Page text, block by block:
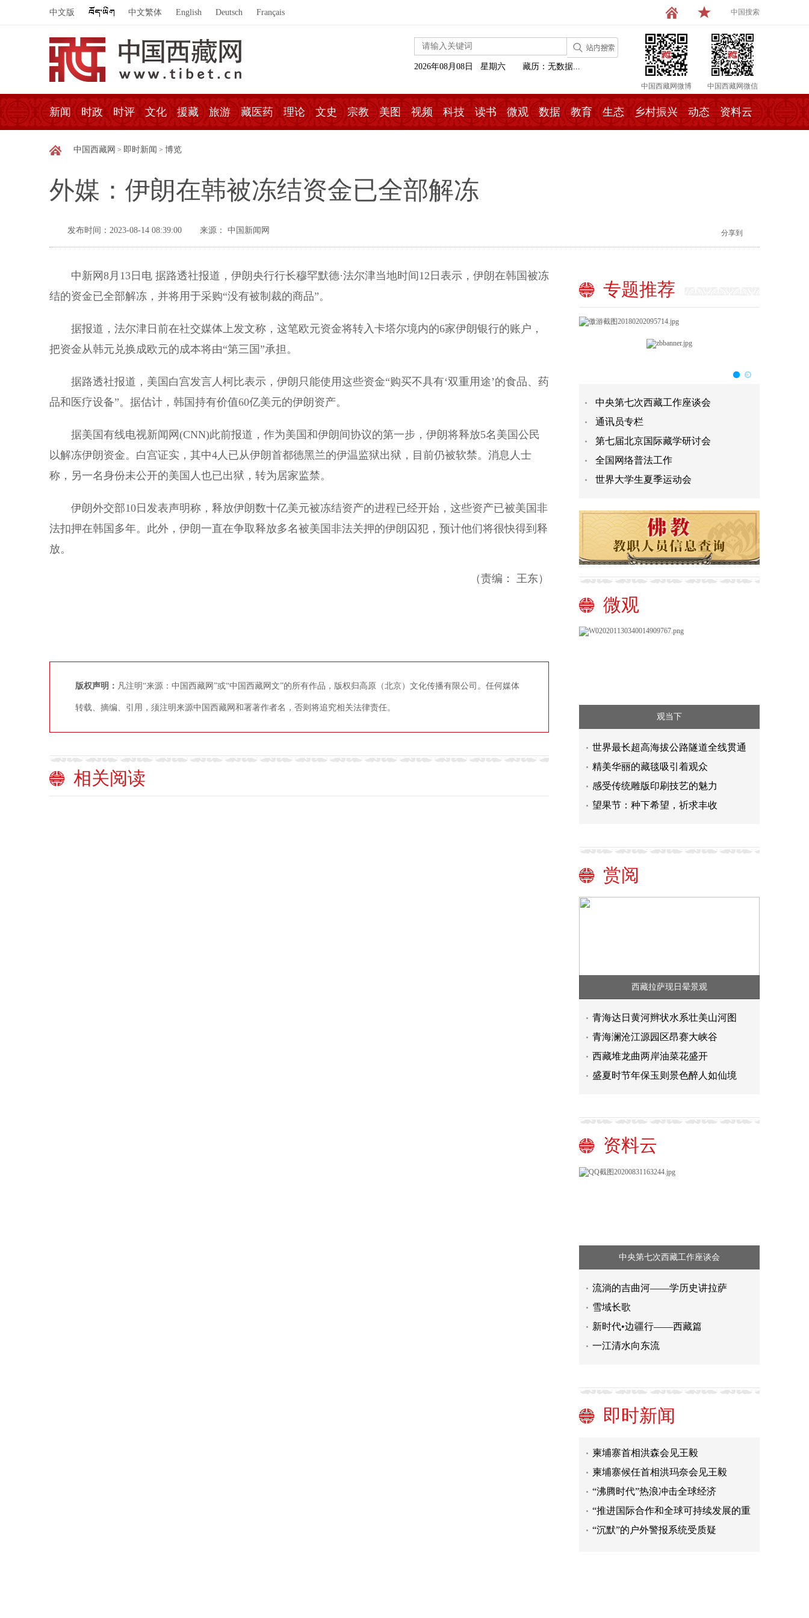
中文版 中文繁体 English Deutsch Français 中国搜索
中国西藏网微博 中国西藏网微信
2026年08月08日 星期六 藏历：无数据...
新闻 时政 时评 文化 援藏 旅游 藏医药 理论 文史 宗教 美图 视频 科技 读书 微观 数据 教育 生态 乡村振兴 动态 资料云
中国西藏网 > 即时新闻 > 博览
外媒：伊朗在韩被冻结资金已全部解冻
发布时间：2023-08-14 08:39:00 来源： 中国新闻网 分享到
中新网8月13日电 据路透社报道，伊朗央行行长穆罕默德·法尔津当地时间12日表示，伊朗在韩国被冻
结的资金已全部解冻，并将用于采购“没有被制裁的商品”。
据报道，法尔津日前在社交媒体上发文称，这笔欧元资金将转入卡塔尔境内的6家伊朗银行的账户，
把资金从韩元兑换成欧元的成本将由“第三国”承担。
据路透社报道，美国白宫发言人柯比表示，伊朗只能使用这些资金“购买不具有‘双重用途’的食品、药
品和医疗设备”。据估计，韩国持有价值60亿美元的伊朗资产。
据美国有线电视新闻网(CNN)此前报道，作为美国和伊朗间协议的第一步，伊朗将释放5名美国公民
以解冻伊朗资金。白宫证实，其中4人已从伊朗首都德黑兰的伊温监狱出狱，目前仍被软禁。消息人士
称，另一名身份未公开的美国人也已出狱，转为居家监禁。
伊朗外交部10日发表声明称，释放伊朗数十亿美元被冻结资产的进程已经开始，这些资产已被美国非
法扣押在韩国多年。此外，伊朗一直在争取释放多名被美国非法关押的伊朗囚犯，预计他们将很快得到释
放。
（责编： 王东）
版权声明： 凡注明“来源：中国西藏网”或“中国西藏网文”的所有作品，版权归高原（北京）文化传播有限公司。任何媒体
转载、摘编、引用，须注明来源中国西藏网和署著作者名，否则将追究相关法律责任。
相关阅读
专题推荐
中央第七次西藏工作座谈会
通讯员专栏
第七届北京国际藏学研讨会
全国网络普法工作
世界大学生夏季运动会
微观
观当下
世界最长超高海拔公路隧道全线贯通
精美华丽的藏毯吸引着观众
感受传统雕版印刷技艺的魅力
望果节：种下希望，祈求丰收
赏阅
西藏拉萨现日晕景观
青海达日黄河辫状水系壮美山河图
青海澜沧江源园区昂赛大峡谷
西藏堆龙曲两岸油菜花盛开
盛夏时节年保玉则景色醉人如仙境
资料云
中央第七次西藏工作座谈会
流淌的吉曲河——学历史讲拉萨
雪域长歌
新时代•边疆行——西藏篇
一江清水向东流
即时新闻
奇总领馆发声
中方项目车队在巴基斯坦遭袭，中领
馆：要求巴方严惩凶手
夏威夷野火已致93人死亡 美媒：美国
百年来最致命野火
中国驻巴基斯坦使馆就瓜达尔港中方
车队遭遇袭击发布声明
柬埔寨首相洪森会见王毅
柬埔寨候任首相洪玛奈会见王毅
“沸腾时代”热浪冲击全球经济
“推进国际合作和全球可持续发展的重
“沉默”的户外警报系统受质疑